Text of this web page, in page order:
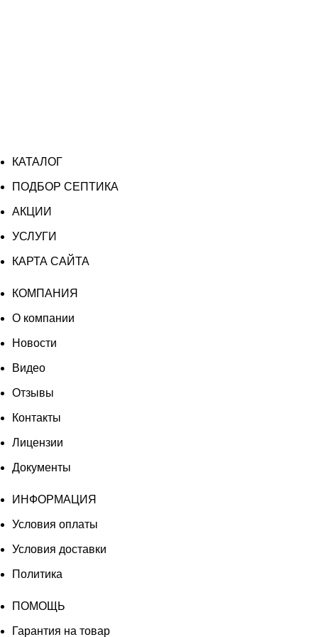
КАТАЛОГ
ПОДБОР СЕПТИКА
АКЦИИ
УСЛУГИ
КАРТА САЙТА
КОМПАНИЯ
О компании
Новости
Видео
Отзывы
Контакты
Лицензии
Документы
ИНФОРМАЦИЯ
Условия оплаты
Условия доставки
Политика
ПОМОЩЬ
Гарантия на товар